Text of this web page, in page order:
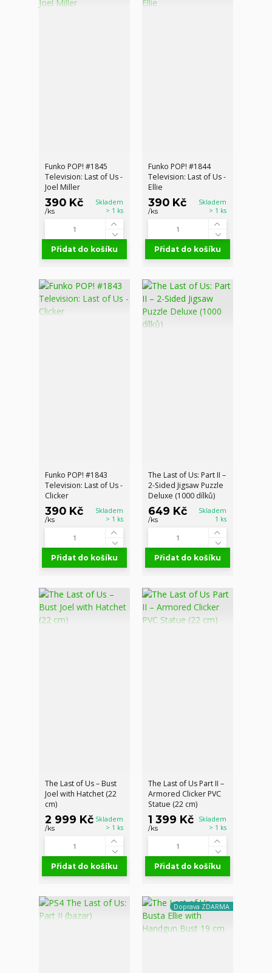
Funko POP! #1845
Television: Last of Us -
Joel Miller
390 Kč
/ks
Skladem
> 1 ks
Přidat do košíku
Funko POP! #1844
Television: Last of Us -
Ellie
390 Kč
/ks
Skladem
> 1 ks
Přidat do košíku
Funko POP! #1843
Television: Last of Us -
Clicker
390 Kč
/ks
Skladem
> 1 ks
Přidat do košíku
The Last of Us: Part II –
2-Sided Jigsaw Puzzle
Deluxe (1000 dílků)
649 Kč
/ks
Skladem
1 ks
Přidat do košíku
The Last of Us – Bust
Joel with Hatchet (22
cm)
2 999 Kč
/ks
Skladem
> 1 ks
Přidat do košíku
The Last of Us Part II –
Armored Clicker PVC
Statue (22 cm)
1 399 Kč
/ks
Skladem
> 1 ks
Přidat do košíku
Doprava ZDARMA